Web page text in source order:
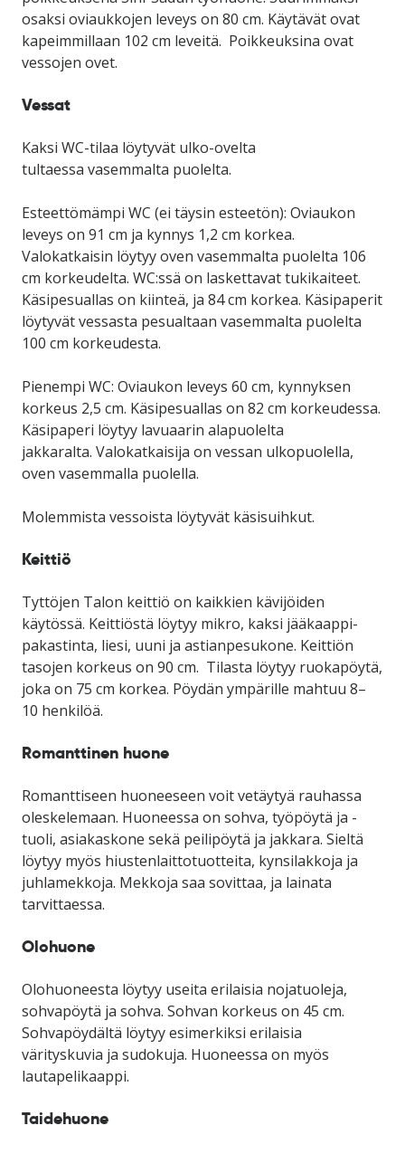
osaksi oviaukkojen leveys on 80 cm. Käytävät ovat
kapeimmillaan 102 cm leveitä. Poikkeuksina ovat
vessojen ovet.
Vessat
Kaksi WC-tilaa löytyvät ulko-ovelta
tultaessa vasemmalta puolelta.
Esteettömämpi WC (ei täysin esteetön): Oviaukon
leveys on 91 cm ja kynnys 1,2 cm korkea.
Valokatkaisin löytyy oven vasemmalta puolelta 106
cm korkeudelta. WC:ssä on laskettavat tukikaiteet.
Käsipesuallas on kiinteä, ja 84 cm korkea. Käsipaperit
löytyvät vessasta pesualtaan vasemmalta puolelta
100 cm korkeudesta.
Pienempi WC: Oviaukon leveys 60 cm, kynnyksen
korkeus 2,5 cm. Käsipesuallas on 82 cm korkeudessa.
Käsipaperi löytyy lavuaarin alapuolelta
jakkaralta. Valokatkaisija on vessan ulkopuolella,
oven vasemmalla puolella.
Molemmista vessoista löytyvät käsisuihkut.
Keittiö
Tyttöjen Talon keittiö on kaikkien kävijöiden
käytössä. Keittiöstä löytyy mikro, kaksi jääkaappi-
pakastinta, liesi, uuni ja astianpesukone. Keittiön
tasojen korkeus on 90 cm. Tilasta löytyy ruokapöytä,
joka on 75 cm korkea. Pöydän ympärille mahtuu 8–
10 henkilöä.
Romanttinen huone
Romanttiseen huoneeseen voit vetäytyä rauhassa
oleskelemaan. Huoneessa on sohva, työpöytä ja -
tuoli, asiakaskone sekä peilipöytä ja jakkara. Sieltä
löytyy myös hiustenlaittotuotteita, kynsilakkoja ja
juhlamekkoja. Mekkoja saa sovittaa, ja lainata
tarvittaessa.
Olohuone
Olohuoneesta löytyy useita erilaisia nojatuoleja,
sohvapöytä ja sohva. Sohvan korkeus on 45 cm.
Sohvapöydältä löytyy esimerkiksi erilaisia
värityskuvia ja sudokuja. Huoneessa on myös
lautapelikaappi.
Taidehuone